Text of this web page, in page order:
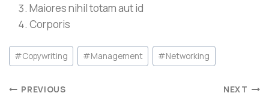
Maiores nihil totam aut id
Corporis
#Copywriting #Management #Networking
PREVIOUS NEXT